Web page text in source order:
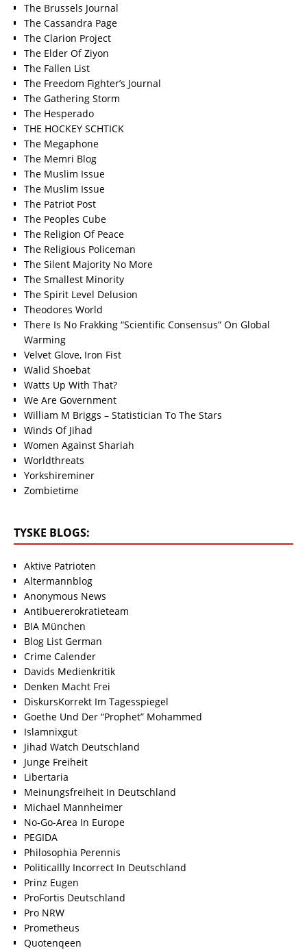
The Brussels Journal
The Cassandra Page
The Clarion Project
The Elder Of Ziyon
The Fallen List
The Freedom Fighter’s Journal
The Gathering Storm
The Hesperado
THE HOCKEY SCHTICK
The Megaphone
The Memri Blog
The Muslim Issue
The Muslim Issue
The Patriot Post
The Peoples Cube
The Religion Of Peace
The Religious Policeman
The Silent Majority No More
The Smallest Minority
The Spirit Level Delusion
Theodores World
There Is No Frakking “Scientific Consensus” On Global
Warming
Velvet Glove, Iron Fist
Walid Shoebat
Watts Up With That?
We Are Government
William M Briggs – Statistician To The Stars
Winds Of Jihad
Women Against Shariah
Worldthreats
Yorkshireminer
Zombietime
TYSKE BLOGS:
Aktive Patrioten
Altermannblog
Anonymous News
Antibuererokratieteam
BIA München
Blog List German
Crime Calender
Davids Medienkritik
Denken Macht Frei
DiskursKorrekt Im Tagesspiegel
Goethe Und Der “Prophet” Mohammed
Islamnixgut
Jihad Watch Deutschland
Junge Freiheit
Libertaria
Meinungsfreiheit In Deutschland
Michael Mannheimer
No-Go-Area In Europe
PEGIDA
Philosophia Perennis
Politicallly Incorrect In Deutschland
Prinz Eugen
ProFortis Deutschland
Pro NRW
Prometheus
Quotenqeen